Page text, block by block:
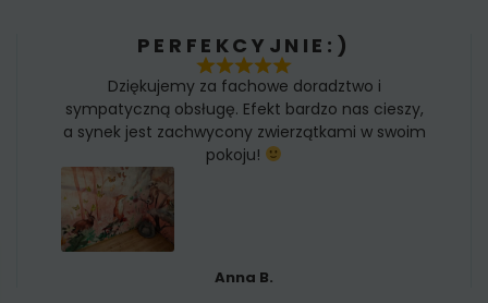
PERFEKCYJNIE:)
Dziękujemy za fachowe doradztwo i
sympatyczną obsługę. Efekt bardzo nas cieszy,
a synek jest zachwycony zwierzątkami w swoim
pokoju!
Anna B.